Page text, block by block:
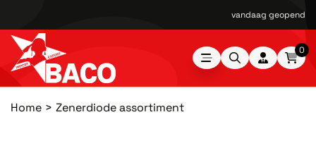
vandaag geopend
0
Home Zenerdiode assortiment